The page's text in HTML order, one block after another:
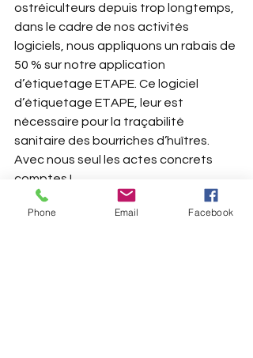
ostréiculteurs depuis trop longtemps,
dans le cadre de nos activités
logiciels, nous appliquons un rabais de
50 % sur notre application
d’étiquetage ETAPE. Ce logiciel
d’étiquetage ETAPE, leur est
nécessaire pour la traçabilité
sanitaire des bourriches d’huîtres.
Avec nous seul les actes concrets
comptes !
Phone Email Facebook